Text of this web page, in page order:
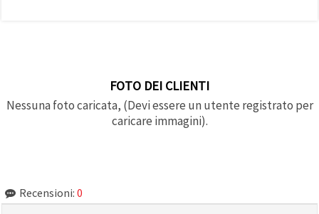
FOTO DEI CLIENTI
Nessuna foto caricata, (Devi essere un utente registrato per
caricare immagini).
Recensioni: 0